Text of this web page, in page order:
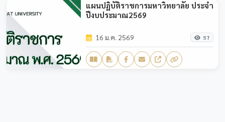
แผนปฏิบัติราชการมหาวิทยาลัย ประจำ
ปีงบประมาณ2569
16 ม.ค. 2569 57